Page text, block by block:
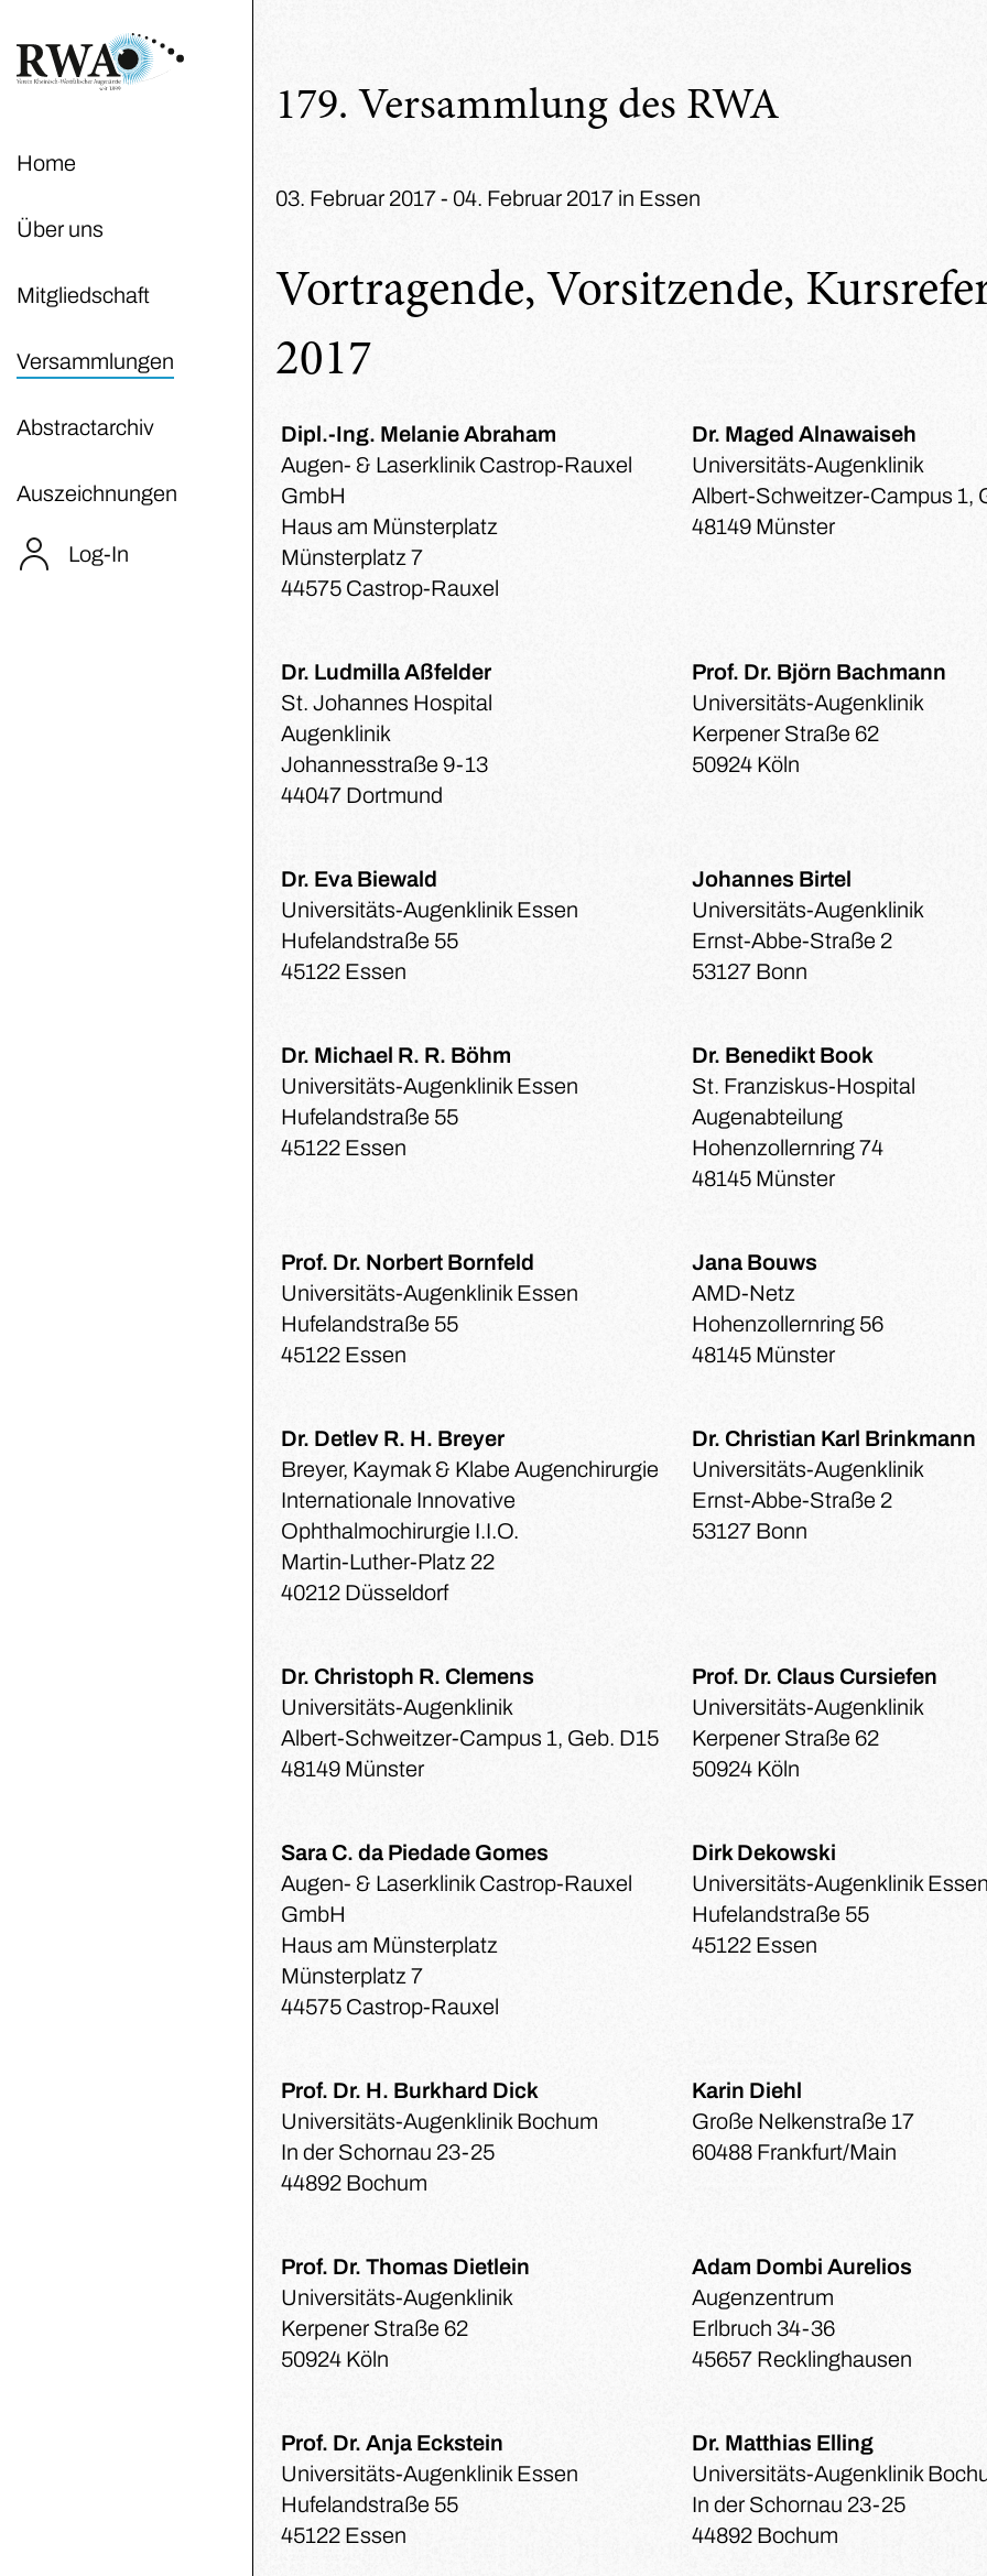
Home
Über uns
Mitgliedschaft
Versammlungen
Abstractarchiv
Auszeichnungen
Log-In
179. Versammlung des RWA
03. Februar 2017 - 04. Februar 2017 in Essen
Vortragende, Vorsitzende,
2017
Dipl.-Ing. Melanie Abraham
Augen- & Laserklinik Castrop-Rauxel
GmbH
Haus am Münsterplatz
Münsterplatz 7
44575 Castrop-Rauxel
Dr. Maged Alnawaiseh
Universitäts-Augenklinik
Albert-Schweitzer-Campus 1,
48149 Münster
Dr. Ludmilla Aßfelder
St. Johannes Hospital
Augenklinik
Johannesstraße 9-13
44047 Dortmund
Prof. Dr. Björn Bachmann
Universitäts-Augenklinik
Kerpener Straße 62
50924 Köln
Dr. Eva Biewald
Universitäts-Augenklinik Essen
Hufelandstraße 55
45122 Essen
Johannes Birtel
Universitäts-Augenklinik
Ernst-Abbe-Straße 2
53127 Bonn
Dr. Michael R. R. Böhm
Universitäts-Augenklinik Essen
Hufelandstraße 55
45122 Essen
Dr. Benedikt Book
St. Franziskus-Hospital
Augenabteilung
Hohenzollernring 74
48145 Münster
Prof. Dr. Norbert Bornfeld
Universitäts-Augenklinik Essen
Hufelandstraße 55
45122 Essen
Jana Bouws
AMD-Netz
Hohenzollernring 56
48145 Münster
Dr. Detlev R. H. Breyer
Breyer, Kaymak & Klabe Augenchirurgie
Internationale Innovative
Ophthalmochirurgie I.I.O.
Martin-Luther-Platz 22
40212 Düsseldorf
Dr. Christian Karl Brinkmann
Universitäts-Augenklinik
Ernst-Abbe-Straße 2
53127 Bonn
Dr. Christoph R. Clemens
Universitäts-Augenklinik
Albert-Schweitzer-Campus 1, Geb. D15
48149 Münster
Prof. Dr. Claus Cursiefen
Universitäts-Augenklinik
Kerpener Straße 62
50924 Köln
Sara C. da Piedade Gomes
Augen- & Laserklinik Castrop-Rauxel
GmbH
Haus am Münsterplatz
Münsterplatz 7
44575 Castrop-Rauxel
Dirk Dekowski
Universitäts-Augenklinik
Hufelandstraße 55
45122 Essen
Prof. Dr. H. Burkhard Dick
Universitäts-Augenklinik Bochum
In der Schornau 23-25
44892 Bochum
Karin Diehl
Große Nelkenstraße 17
60488 Frankfurt/Main
Prof. Dr. Thomas Dietlein
Universitäts-Augenklinik
Kerpener Straße 62
50924 Köln
Adam Dombi Aurelios
Augenzentrum
Erlbruch 34-36
45657 Recklinghausen
Prof. Dr. Anja Eckstein
Universitäts-Augenklinik Essen
Hufelandstraße 55
45122 Essen
Dr. Matthias Elling
Universitäts-Augenklinik
In der Schornau 23-25
44892 Bochum